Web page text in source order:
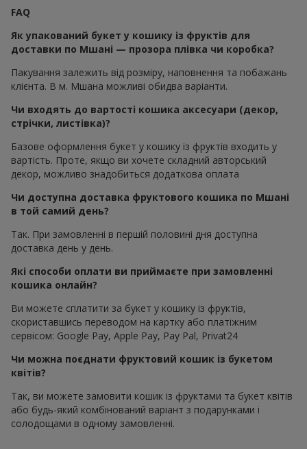
FAQ
Як упакований букет у кошику із фруктів для
доставки по Мшані — прозора плівка чи коробка?
Пакування залежить від розміру, наповнення та побажань
клієнта. В м. Мшана можливі обидва варіанти.
Чи входять до вартості кошика аксесуари (декор,
стрічки, листівка)?
Базове оформлення букет у кошику із фруктів входить у
вартість. Проте, якщо ви хочете складний авторський
декор, можливо знадобиться додаткова оплата
Чи доступна доставка фруктового кошика по Мшані
в той самий день?
Так. При замовленні в першій половині дня доступна
доставка день у день.
Які способи оплати ви приймаєте при замовленні
кошика онлайн?
Ви можете сплатити за букет у кошику із фруктів,
скориставшись переводом на картку або платіжним
сервісом: Google Pay, Apple Pay, Pay Pal, Privat24
Чи можна поєднати фруктовий кошик із букетом
квітів?
Так, ви можете замовити кошик із фруктами та букет квітів
або будь-який комбінований варіант з подарунками і
солодощами в одному замовленні.